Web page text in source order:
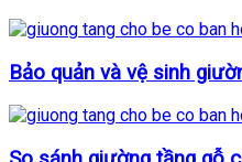
Bảo quản và vệ sinh